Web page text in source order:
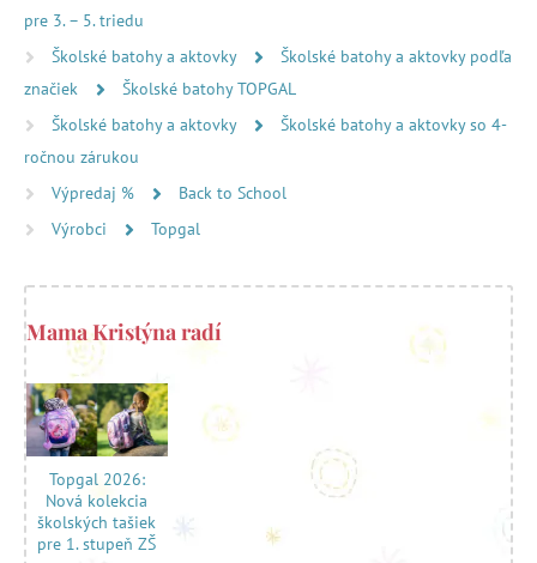
pre 3. – 5. triedu
Školské batohy a aktovky
Školské batohy a aktovky podľa
značiek
Školské batohy TOPGAL
Školské batohy a aktovky
Školské batohy a aktovky so 4-
ročnou zárukou
Výpredaj %
Back to School
Výrobci
Topgal
Mama Kristýna radí
Topgal 2026:
Nová kolekcia
školských tašiek
pre 1. stupeň ZŠ